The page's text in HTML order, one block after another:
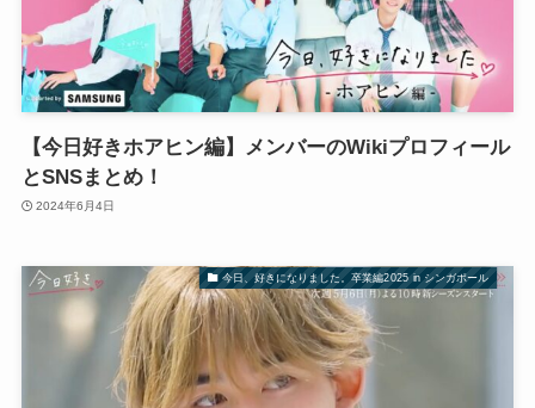
【今日好きホアヒン編】メンバーのWikiプロフィール
とSNSまとめ！
2024年6月4日
今日、好きになりました。卒業編2025 in シンガポール